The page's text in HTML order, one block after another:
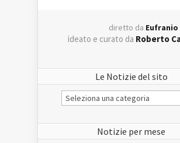
diretto da Eufranio
ideato e curato da Roberto
Le Notizie del sito
Le
Notizie
Notizie per mese